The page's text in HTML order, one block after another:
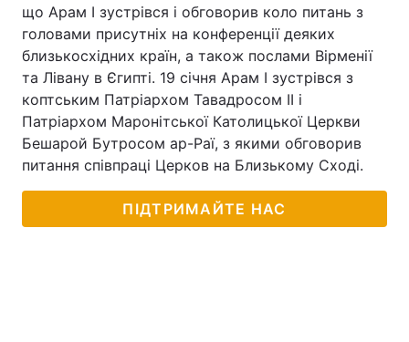
що Арам I зустрівся і обговорив коло питань з
головами присутніх на конференції деяких
близькосхідних країн, а також послами Вірменії
та Лівану в Єгипті. 19 січня Арам I зустрівся з
коптським Патріархом Тавадросом II і
Патріархом Маронітської Католицької Церкви
Бешарой Бутросом ар-Раї, з якими обговорив
питання співпраці Церков на Близькому Сході.
ПІДТРИМАЙТЕ НАС